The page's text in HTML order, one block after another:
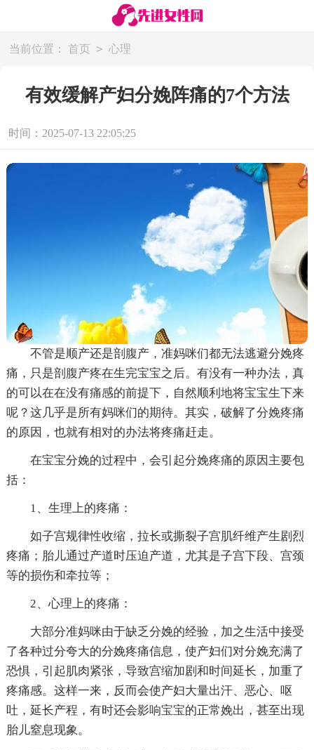
当前位置： 首页 > 心理
有效缓解产妇分娩阵痛的7个方法
时间：2025-07-13 22:05:25
不管是顺产还是剖腹产，准妈咪们都无法逃避分娩疼
痛，只是剖腹产疼在生完宝宝之后。有没有一种办法，真
的可以在在没有痛感的前提下，自然顺利地将宝宝生下来
呢？这几乎是所有妈咪们的期待。其实，破解了分娩疼痛
的原因，也就有相对的办法将疼痛赶走。
在宝宝分娩的过程中，会引起分娩疼痛的原因主要包
括：
1、生理上的疼痛：
如子宫规律性收缩，拉长或撕裂子宫肌纤维产生剧烈
疼痛；胎儿通过产道时压迫产道，尤其是子宫下段、宫颈
等的损伤和牵拉等；
2、心理上的疼痛：
大部分准妈咪由于缺乏分娩的经验，加之生活中接受
了各种过分夸大的分娩疼痛信息，使产妇们对分娩充满了
恐惧，引起肌肉紧张，导致宫缩加剧和时间延长，加重了
疼痛感。这样一来，反而会使产妇大量出汗、恶心、呕
吐，延长产程，有时还会影响宝宝的正常娩出，甚至出现
胎儿窒息现象。